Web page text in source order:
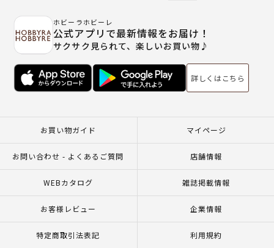
ホビーラホビーレ
公式アプリで最新情報をお届け！
サクサク見られて、楽しいお買い物♪
詳しくはこちら
お買い物ガイド マイページ
お問い合わせ - よくあるご質問 店舗情報
WEBカタログ 雑誌掲載情報
お客様レビュー 企業情報
特定商取引法表記 利用規約